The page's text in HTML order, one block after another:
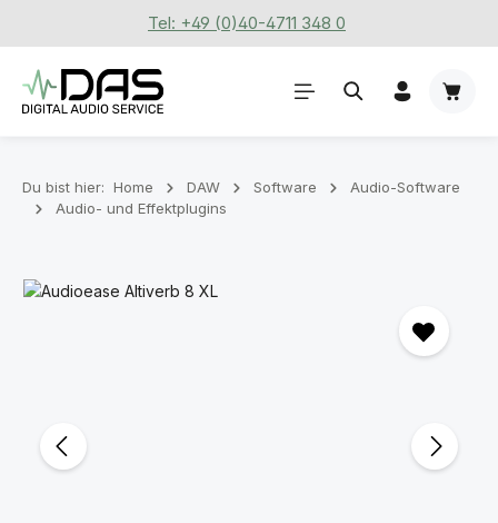
Zum Hauptinhalt springenTel: +49 (0)40-4711 348 0
Du bist hier: Home DAW Software
Audio-Software
Audio- und Effektplugins
Bildergalerie überspringen